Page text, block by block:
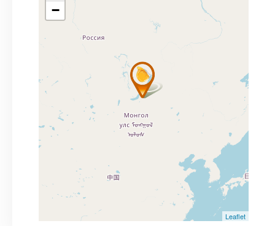
−
Leaflet